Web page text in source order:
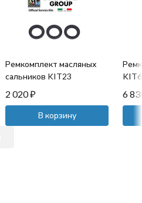
Ремкомплект масляных
сальников KIT23
(20x30x5)
2 020₽
В корзину
6